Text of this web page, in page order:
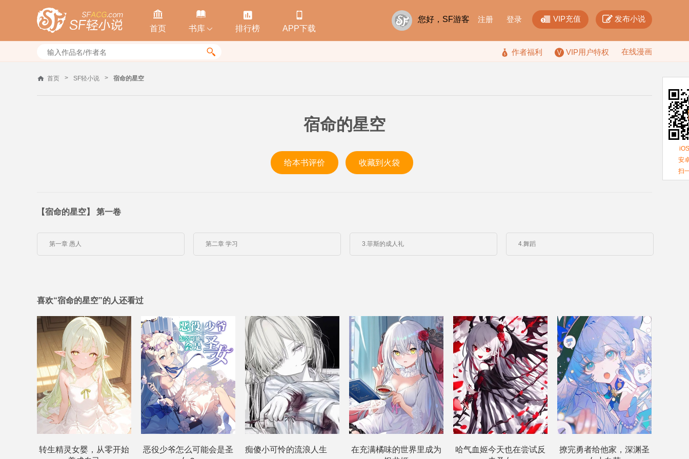

首页

书库 

排行榜

APP下载
您好，SF游客 注册 登录  VIP充值  发布小说
  作者福利 VIP用户特权 在线漫画
首页 > SF轻小说 > 宿命的星空
宿命的星空
给本书评价 收藏到火袋
【宿命的星空】 第一卷
第一章 愚人 第二章 学习 3.菲斯的成人礼 4.舞蹈
喜欢“宿命的星空”的人还看过
转生精灵女婴，从零开始
恶役少爷怎么可能会是圣
痴傻小可怜的流浪人生
在充满橘味的世界里成为
哈气血姬今天也在尝试反
撩完勇者给他家，深渊圣
安
扫